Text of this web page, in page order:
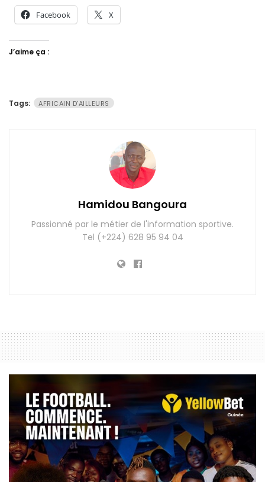
Facebook X
J’aime ça :
Tags: AFRICAIN D'AILLEURS
Hamidou Bangoura
Passionné par le métier de l'information sportive.
Tel (+224) 628 95 94 04